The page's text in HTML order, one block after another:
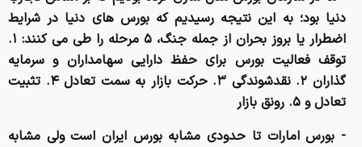
دنیا بود؛ به این نتیجه رسیدیم که بورس های دنیا در شرایط
اضطرار یا بروز بحران از جمله جنگ، ۵ مرحله را طی می کنند: ۱.
توقف فعالیت بورس برای حفظ دارایی سهامداران و سرمایه
گذاران ۲. نقدشوندگی ۳. حرکت بازار به سمت تعادل ۴. تثبیت
تعادل و ۵. رونق بازار
- بورس امارات تا حدودی مشابه بورس ایران است ولی مشابه